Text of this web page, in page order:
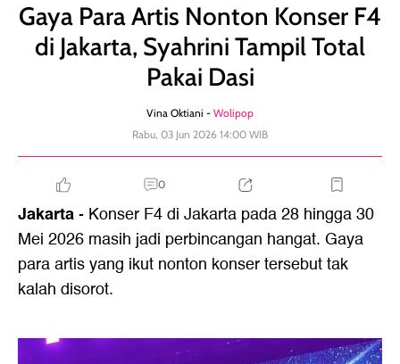
Gaya Para Artis Nonton Konser F4
di Jakarta, Syahrini Tampil Total
Pakai Dasi
Vina Oktiani - Wolipop
Rabu, 03 Jun 2026 14:00 WIB
0
Jakarta- Konser F4 di Jakarta pada 28 hingga 30
Mei 2026 masih jadi perbincangan hangat. Gaya
para artis yang ikut nonton konser tersebut tak
kalah disorot.